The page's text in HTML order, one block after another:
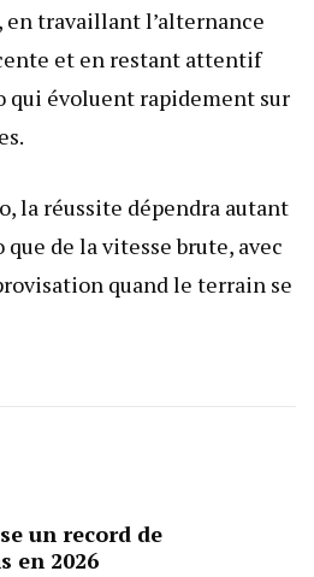
en travaillant l’alternance
et en restant attentif
qui évoluent rapidement sur
la réussite dépendra autant
de la vitesse brute, avec
quand le terrain se
un record de
en 2026